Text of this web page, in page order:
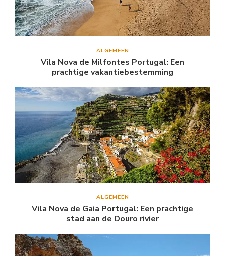
ALGEMEEN
Vila Nova de Milfontes Portugal: Een
prachtige vakantiebestemming
ALGEMEEN
Vila Nova de Gaia Portugal: Een prachtige
stad aan de Douro rivier